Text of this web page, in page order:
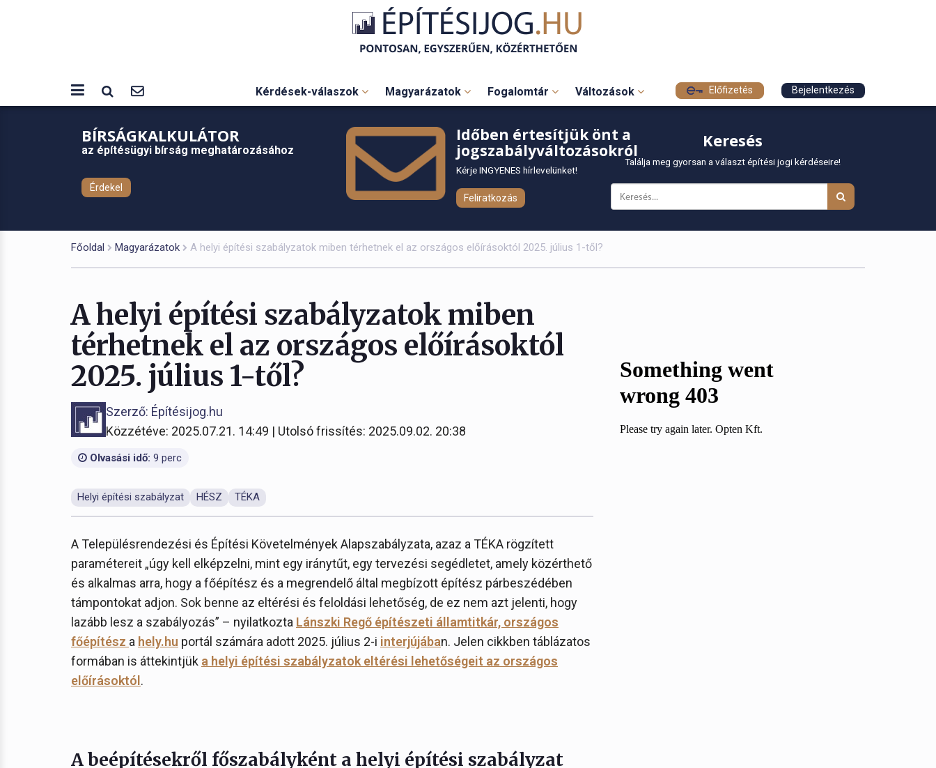
Kérdések-válaszok Magyarázatok Fogalomtár Változások Előfizetés Bejelentkezés
BÍRSÁGKALKULÁTOR
az építésügyi bírság meghatározásához
Érdekel
Időben értesítjük önt a
jogszabályváltozásokról
Kérje INGYENES hírlevelünket!
Feliratkozás
Keresés
Találja meg gyorsan a választ építési jogi kérdéseire!
Főoldal Magyarázatok A helyi építési szabályzatok miben térhetnek el az országos előírásoktól 2025. július 1-től?
A helyi építési szabályzatok miben
térhetnek el az országos előírásoktól
2025. július 1-től?
Szerző: Építésijog.hu
Közzétéve: 2025.07.21. 14:49 | Utolsó frissítés: 2025.09.02. 20:38
Olvasási idő: 9 perc
Helyi építési szabályzat HÉSZ TÉKA
A Településrendezési és Építési Követelmények Alapszabályzata, azaz a TÉKA rögzített
paramétereit „úgy kell elképzelni, mint egy iránytűt, egy tervezési segédletet, amely közérthető
és alkalmas arra, hogy a főépítész és a megrendelő által megbízott építész párbeszédében
támpontokat adjon. Sok benne az eltérési és feloldási lehetőség, de ez nem azt jelenti, hogy
lazább lesz a szabályozás” – nyilatkozta Lánszki Regő építészeti államtitkár, országos
főépítész a hely.hu portál számára adott 2025. július 2-i interjújában. Jelen cikkben táblázatos
formában is áttekintjük a helyi építési szabályzatok eltérési lehetőségeit az országos
előírásoktól .
A beépítésekről főszabályként a helyi építési szabályzat